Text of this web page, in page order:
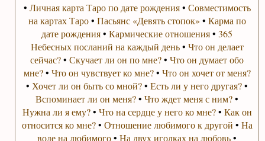
• Личная карта Таро по дате рождения• Совместимость
на картах Таро• Пасьянс «Девять стопок» • Карма по
дате рождения•Кармические отношения•365
Небесных посланий на каждый день• Что он делает
сейчас?•Скучает ли он по мне?•Что он думает обо
мне?• Что он чувствует ко мне?• Что он хочет от меня?
• Хочет ли он быть со мной?•Есть ли у него другая?•
Вспоминает ли он меня?•Что ждет меня с ним?•
Нужна ли я ему?• Что на сердце у него ко мне?• Как он
относится ко мне?• Отношение любимого к другой • На
воде на любимого•На двух иголках на любовь•